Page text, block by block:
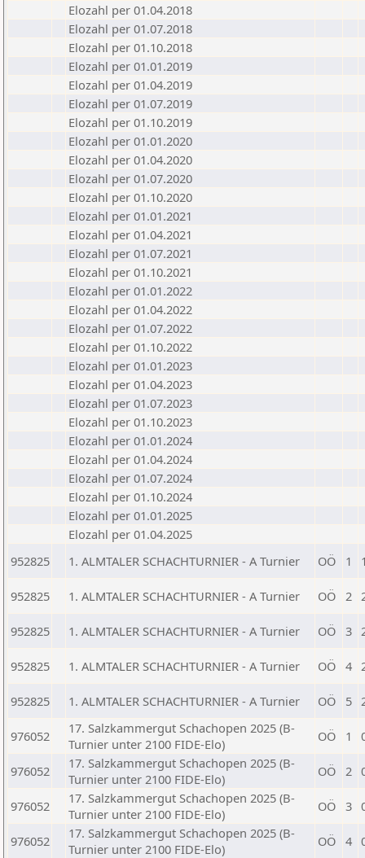
Elozahl per 01.04.2018
Elozahl per 01.07.2018
Elozahl per 01.10.2018
Elozahl per 01.01.2019
Elozahl per 01.04.2019
Elozahl per 01.07.2019
Elozahl per 01.10.2019
Elozahl per 01.01.2020
Elozahl per 01.04.2020
Elozahl per 01.07.2020
Elozahl per 01.10.2020
Elozahl per 01.01.2021
Elozahl per 01.04.2021
Elozahl per 01.07.2021
Elozahl per 01.10.2021
Elozahl per 01.01.2022
Elozahl per 01.04.2022
Elozahl per 01.07.2022
Elozahl per 01.10.2022
Elozahl per 01.01.2023
Elozahl per 01.04.2023
Elozahl per 01.07.2023
Elozahl per 01.10.2023
Elozahl per 01.01.2024
Elozahl per 01.04.2024
Elozahl per 01.07.2024
Elozahl per 01.10.2024
Elozahl per 01.01.2025
Elozahl per 01.04.2025
952825
1. ALMTALER SCHACHTURNIER - A Turnier OÖ 1
952825 1. ALMTALER SCHACHTURNIER - A Turnier OÖ 2
952825 1. ALMTALER SCHACHTURNIER - A Turnier OÖ 3
952825 1. ALMTALER SCHACHTURNIER - A Turnier OÖ 4
952825 1. ALMTALER SCHACHTURNIER - A Turnier OÖ 5
976052
17. Salzkammergut Schachopen 2025 (B-
Turnier unter 2100 FIDE-Elo)
OÖ 1
976052
17. Salzkammergut Schachopen 2025 (B-
Turnier unter 2100 FIDE-Elo)
OÖ 2
976052
17. Salzkammergut Schachopen 2025 (B-
Turnier unter 2100 FIDE-Elo)
OÖ 3
976052
17. Salzkammergut Schachopen 2025 (B-
Turnier unter 2100 FIDE-Elo)
OÖ 4